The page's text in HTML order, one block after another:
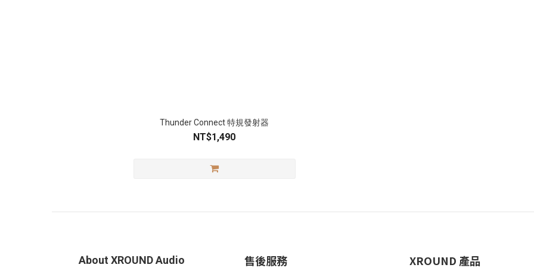
Thunder Connect 特規發射器
NT$1,490
About XROUND Audio 售後服務 XROUND 產品